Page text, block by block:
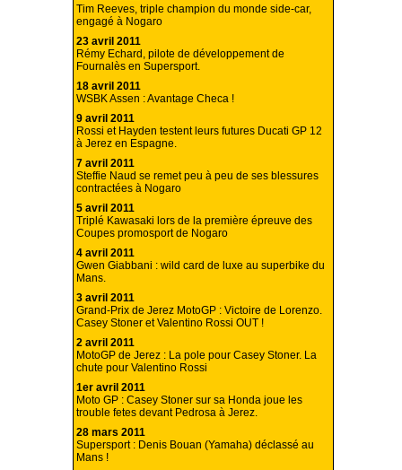
Tim Reeves, triple champion du monde side-car,
engagé à Nogaro
23 avril 2011
Rémy Echard, pilote de développement de
Fournalès en Supersport.
18 avril 2011
WSBK Assen : Avantage Checa !
9 avril 2011
Rossi et Hayden testent leurs futures Ducati GP 12
à Jerez en Espagne.
7 avril 2011
Steffie Naud se remet peu à peu de ses blessures
contractées à Nogaro
5 avril 2011
Triplé Kawasaki lors de la première épreuve des
Coupes promosport de Nogaro
4 avril 2011
Gwen Giabbani : wild card de luxe au superbike du
Mans.
3 avril 2011
Grand-Prix de Jerez MotoGP : Victoire de Lorenzo.
Casey Stoner et Valentino Rossi OUT !
2 avril 2011
MotoGP de Jerez : La pole pour Casey Stoner. La
chute pour Valentino Rossi
1er avril 2011
Moto GP : Casey Stoner sur sa Honda joue les
trouble fetes devant Pedrosa à Jerez.
28 mars 2011
Supersport : Denis Bouan (Yamaha) déclassé au
Mans !